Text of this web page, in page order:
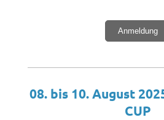
Anmeldung
08. bis 10. August
CUP